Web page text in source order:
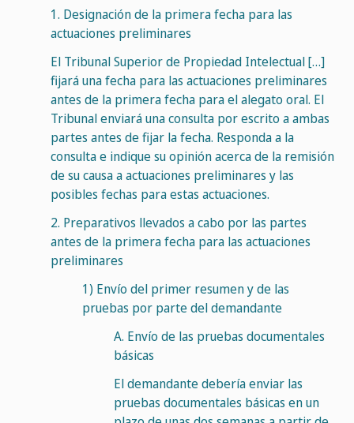
1. Designación de la primera fecha para las
actuaciones preliminares
El Tribunal Superior de Propiedad Intelectual […]
fijará una fecha para las actuaciones preliminares
antes de la primera fecha para el alegato oral. El
Tribunal enviará una consulta por escrito a ambas
partes antes de fijar la fecha. Responda a la
consulta e indique su opinión acerca de la remisión
de su causa a actuaciones preliminares y las
posibles fechas para estas actuaciones.
2. Preparativos llevados a cabo por las partes
antes de la primera fecha para las actuaciones
preliminares
1) Envío del primer resumen y de las
pruebas por parte del demandante
A. Envío de las pruebas documentales
básicas
El demandante debería enviar las
pruebas documentales básicas en un